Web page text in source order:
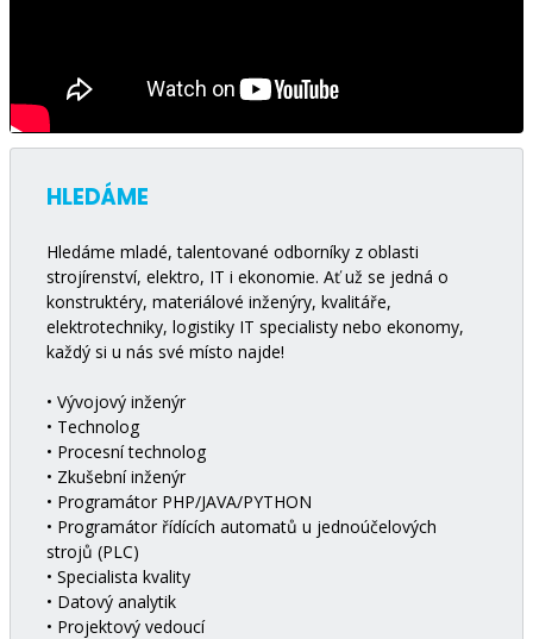
HLEDÁME
Hledáme mladé, talentované odborníky z oblasti
strojírenství, elektro, IT i ekonomie. Ať už se jedná o
konstruktéry, materiálové inženýry, kvalitáře,
elektrotechniky, logistiky IT specialisty nebo ekonomy,
každý si u nás své místo najde!
• Vývojový inženýr
• Technolog
• Procesní technolog
• Zkušební inženýr
• Programátor PHP/JAVA/PYTHON
• Programátor řídících automatů u jednoúčelových
strojů (PLC)
• Specialista kvality
• Datový analytik
• Projektový vedoucí